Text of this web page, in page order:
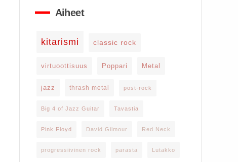
Aiheet
kitarismi classic rock
virtuoottisuus Poppari Metal
jazz thrash metal post-rock
Big 4 of Jazz Guitar Tavastia
Pink Floyd David Gilmour Red Neck
progressiivinen rock parasta Lutakko